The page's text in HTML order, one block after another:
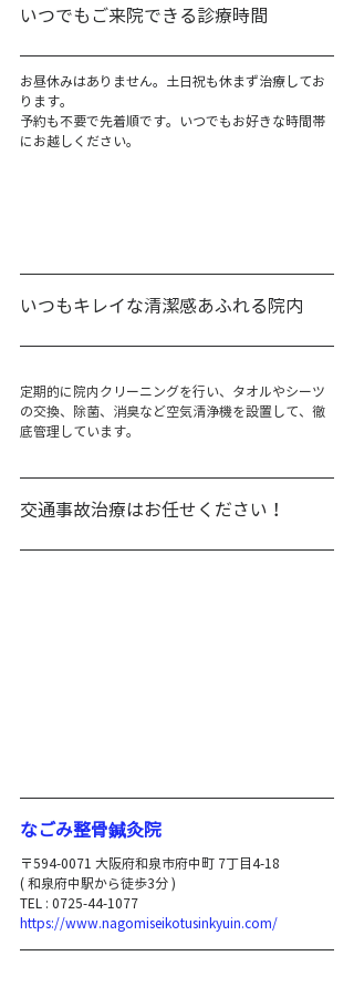
いつでもご来院できる診療時間
お昼休みはありません。土日祝も休まず治療してお
ります。
​予約も不要で先着順です。いつでもお好きな時間帯
にお越しください。
いつもキレイな清潔感あふれる院内
定期的に院内クリーニングを行い、タオルやシーツ
の交換、除菌、消臭など空気清浄機を設置して、徹
底管理しています。
交通事故治療はお任せください！
​なごみ整骨鍼灸院
〒594-0071 大阪府和泉市府中町 7丁目4-18
​( 和泉府中駅から徒歩3分 )
TEL : 0725-44-1077
https://www.nagomiseikotusinkyuin.com/